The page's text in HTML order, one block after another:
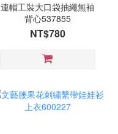
連帽工裝大口袋抽繩無袖
背心537855
NT$780